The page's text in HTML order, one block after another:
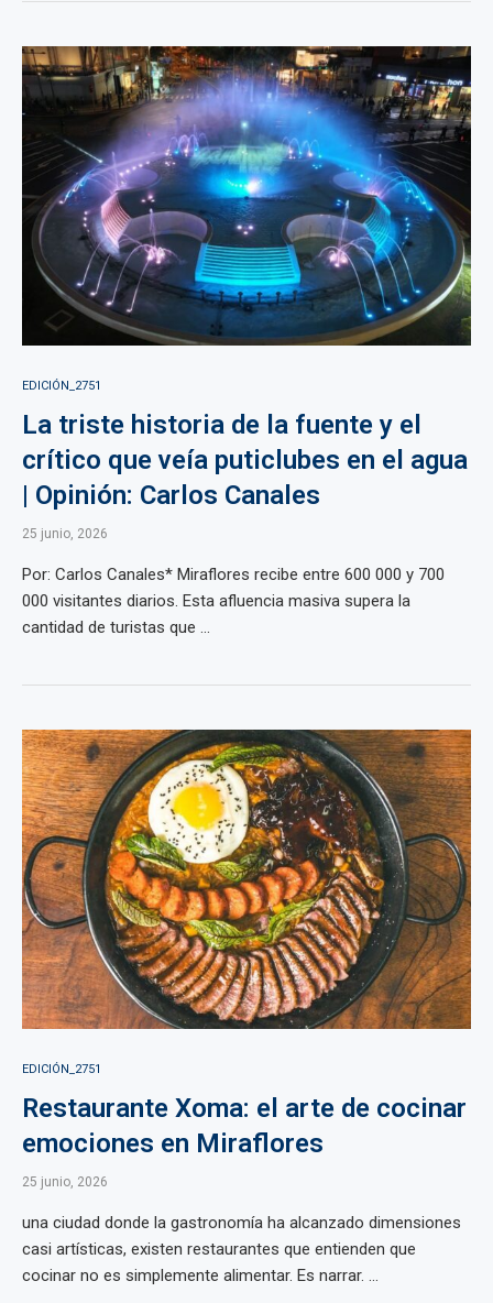
EDICIÓN_2751
La triste historia de la fuente y el
crítico que veía puticlubes en el agua
| Opinión: Carlos Canales
25 junio, 2026
Por: Carlos Canales* Miraflores recibe entre 600 000 y 700
000 visitantes diarios. Esta afluencia masiva supera la
cantidad de turistas que ...
EDICIÓN_2751
Restaurante Xoma: el arte de cocinar
emociones en Miraflores
25 junio, 2026
una ciudad donde la gastronomía ha alcanzado dimensiones
casi artísticas, existen restaurantes que entienden que
cocinar no es simplemente alimentar. Es narrar. ...